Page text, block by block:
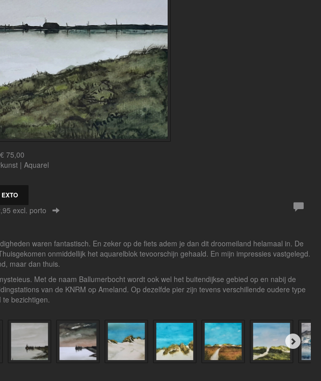
75,00
| Aquarel
excl. porto
waren fantastisch. En zeker op de fiets adem je dan dit droomeiland helamaal in. De
onmiddellijk het aquarelblok tevoorschijn gehaald. En mijn impressies vastgelegd.
maar dan thuis.
Met de naam Ballumerbocht wordt ook wel het buitendijkse gebied op en nabij de
van de KNRM op Ameland. Op dezelfde pier zijn tevens verschillende oudere type
te bezichtigen.